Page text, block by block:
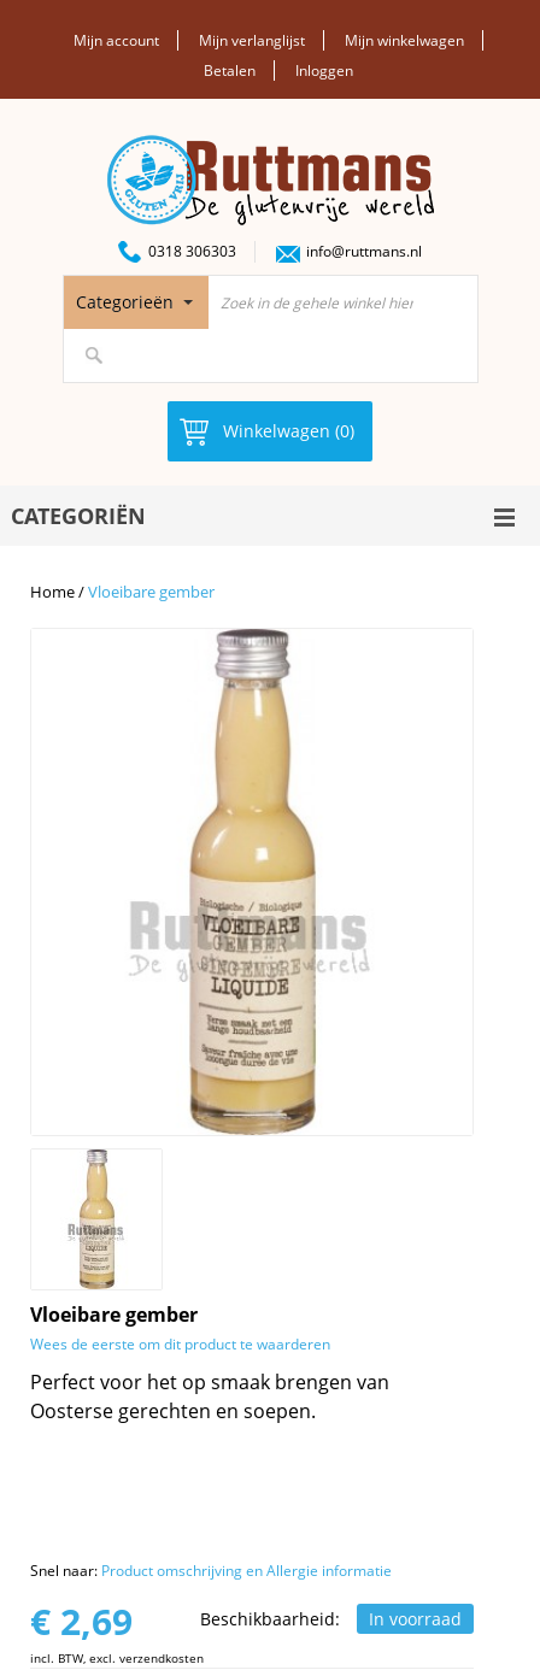
Mijn account Mijn verlanglijst
Mijn winkelwagen
Betalen
Inloggen
0318 306303 info@ruttmans.nl
Categorieën
Winkelwagen (0)
CATEGORIËN
Home/Vloeibare gember
Vloeibare gember
Wees de eerste om dit product te waarderen
Perfect voor het op smaak brengen van
Oosterse gerechten en soepen.
Snel naar: Product omschrijving en Allergie informatie
Beschikbaarheid: In voorraad
€ 2,69
incl. BTW, excl. verzendkosten